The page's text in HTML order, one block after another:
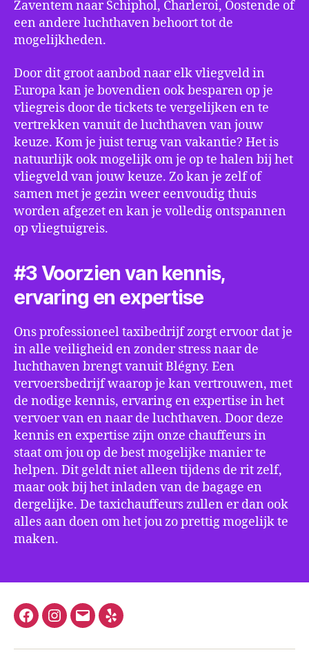
Zaventem naar Schiphol, Charleroi, Oostende of
een andere luchthaven behoort tot de
mogelijkheden.
Door dit groot aanbod naar elk vliegveld in
Europa kan je bovendien ook besparen op je
vliegreis door de tickets te vergelijken en te
vertrekken vanuit de luchthaven van jouw
keuze. Kom je juist terug van vakantie? Het is
natuurlijk ook mogelijk om je op te halen bij het
vliegveld van jouw keuze. Zo kan je zelf of
samen met je gezin weer eenvoudig thuis
worden afgezet en kan je volledig ontspannen
op vliegtuigreis.
#3 Voorzien van kennis,
ervaring en expertise
Ons professioneel taxibedrijf zorgt ervoor dat je
in alle veiligheid en zonder stress naar de
luchthaven brengt vanuit Blégny. Een
vervoersbedrijf waarop je kan vertrouwen, met
de nodige kennis, ervaring en expertise in het
vervoer van en naar de luchthaven. Door deze
kennis en expertise zijn onze chauffeurs in
staat om jou op de best mogelijke manier te
helpen. Dit geldt niet alleen tijdens de rit zelf,
maar ook bij het inladen van de bagage en
dergelijke. De taxichauffeurs zullen er dan ook
alles aan doen om het jou zo prettig mogelijk te
maken.
FacebookInstagram
E-
Yelp